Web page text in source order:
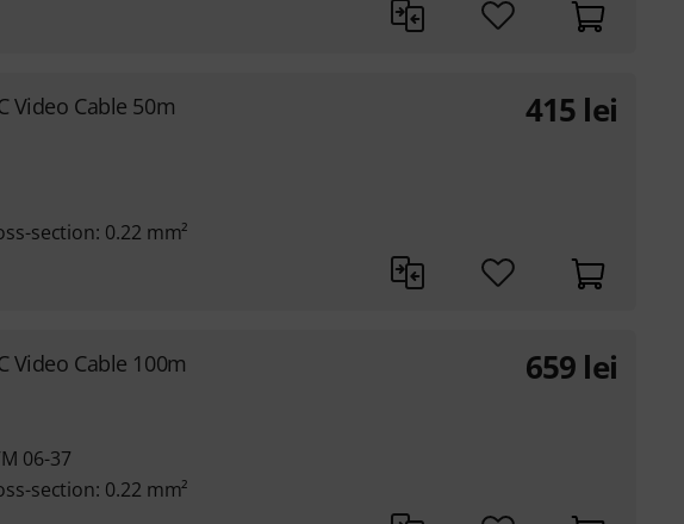
Video Cable 50m
section: 0.22 mm²
415 lei
Video Cable 100m
06-37
section: 0.22 mm²
659 lei